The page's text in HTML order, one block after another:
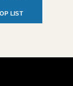
LIST